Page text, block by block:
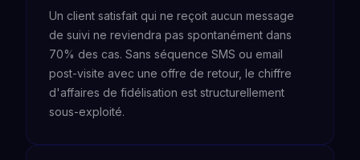
Un client satisfait qui ne reçoit aucun message
de suivi ne reviendra pas spontanément dans
70% des cas. Sans séquence SMS ou email
post-visite avec une offre de retour, le chiffre
d'affaires de fidélisation est structurellement
sous-exploité.